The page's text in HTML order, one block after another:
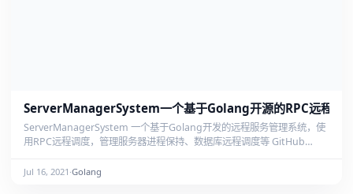
ServerManagerSystem一个基于Golang开源的RPC远程调
ServerManagerSystem 一个基于Golang开发的远程服务管理系统，使
用RPC远程调度，管理服务器进程保持、数据库远程调度等 GitHub
人第一次开源Golang项目，处于学习和探索阶段，尚有很多不完善 本项
Jul 16, 2021 ·Golang